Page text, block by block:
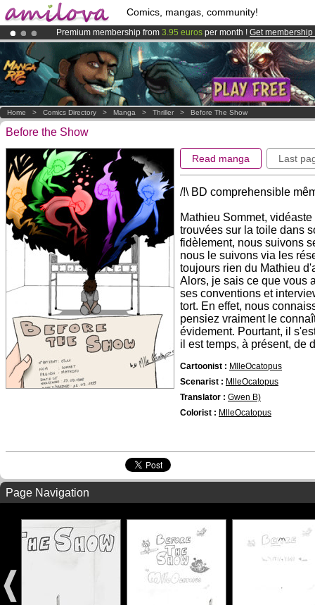
Comics, mangas, community!
Premium membership from 3.95 euros per month ! Get membership
AmilovaKickstarter is now LIVE!.
Already 100000membersand 1000 comics & mangas!.
Home > Comics Directory > Manga > Thriller > Before The Show
Before the Show
Read manga Last
/!\ BD comprehensible
Mathieu Sommet,
trouvées sur la toile dans
fidèlement, nous suivons
nous le suivons via les
toujours rien du Mathieu
Alors, je sais ce que vous
ses conventions et
tort. En effet, nous
pensiez vraiment le
évidement. Pourtant, il
il est temps, à présent, de
Cartoonist : MlleOcatopus
Scenarist : MlleOcatopus
Translator : Gwen B)
Colorist : MlleOcatopus
Page Navigation